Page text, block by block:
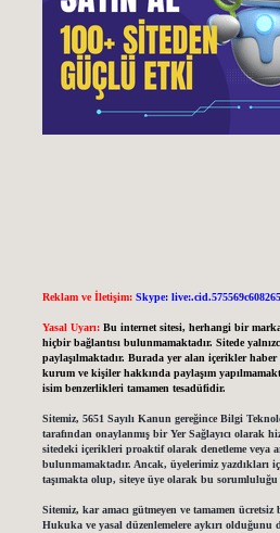
Reklam ve İletişim: Skype:
Yasal Uyarı: Bu internet sitesi, herhangi bir
hiçbir bağlantısı bulunmamaktadır. Sitede
paylaşılmaktadır. Burada yer alan içerikler
kurum ve kişiler hakkında paylaşım
isim benzerlikleri tamamen tesadüfidir.
Sitemiz, 5651 Sayılı Kanun gereğince Bilgi
tarafından onaylanmış bir Yer Sağlayıcı olarak
sitedeki içerikleri proaktif olarak denetleme veya
bulunmamaktadır. Ancak, üyelerimiz yazdıkları
taşımakta olup, siteye üye olarak bu sorumluluğu
Sitemiz, kar amacı gütmeyen ve tamamen
Hukuka ve yasal düzenlemelere aykırı